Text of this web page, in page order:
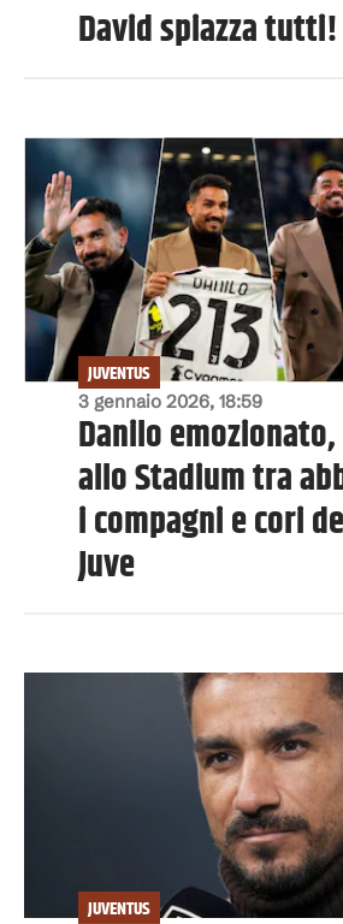
David spiazza tutti!
3 gennaio 2026, 18:59
JUVENTUS
Danilo
allo Stadium tra
i compagni e cori
Juve
JUVENTUS